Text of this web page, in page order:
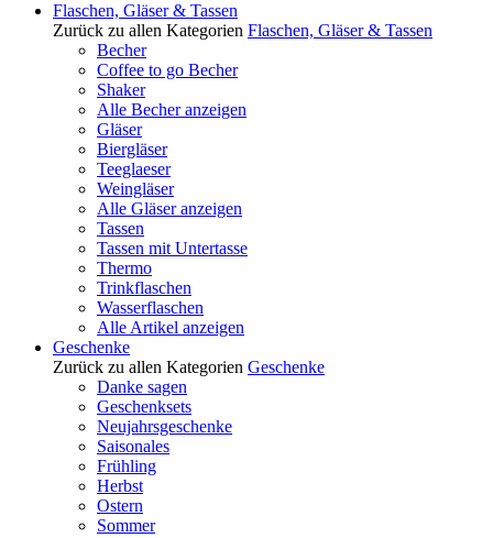
Flaschen, Gläser & Tassen
Zurück zu allen Kategorien Flaschen, Gläser & Tassen
Becher
Coffee to go Becher
Shaker
Alle Becher anzeigen
Gläser
Biergläser
Teeglaeser
Weingläser
Alle Gläser anzeigen
Tassen
Tassen mit Untertasse
Thermo
Trinkflaschen
Wasserflaschen
Alle Artikel anzeigen
Geschenke
Zurück zu allen Kategorien Geschenke
Danke sagen
Geschenksets
Neujahrsgeschenke
Saisonales
Frühling
Herbst
Ostern
Sommer